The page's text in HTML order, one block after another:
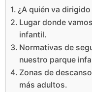
¿A quién va
Lugar donde
infantil.
Normativas de
nuestro parque
Zonas de
más adultos.